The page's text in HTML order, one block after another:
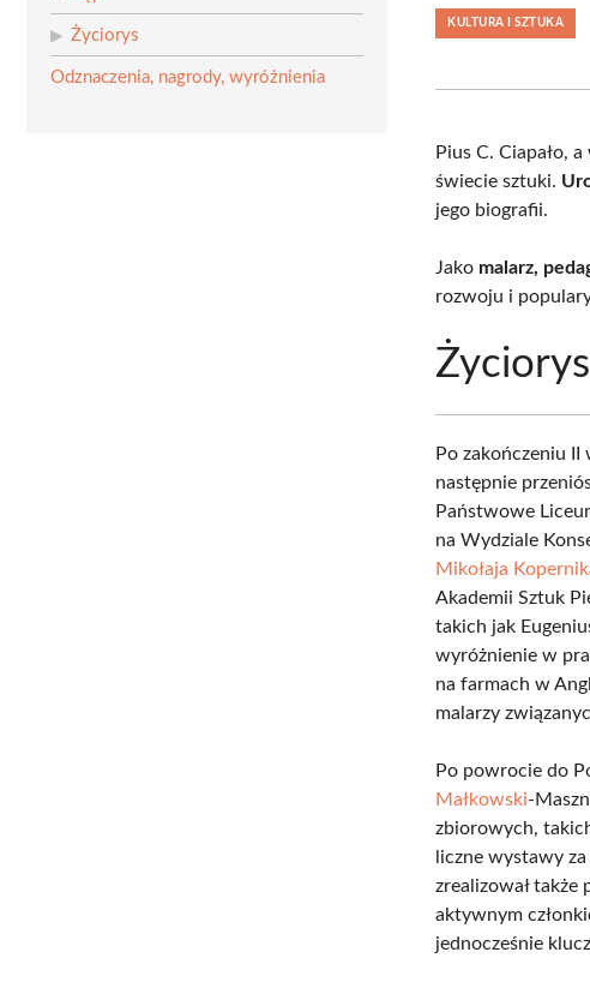
Życiorys
Odznaczenia, nagrody, wyróżnienia
KULTURA I SZTUKA
Pius C. Ciapało,
świecie sztuki.
jego biografii.
Jako malarz,
rozwoju i
Życiorys
Po zakończeniu II
następnie
Państwowe
na Wydziale
Mikołaja
Akademii Sztuk
takich jak
wyróżnienie w
na farmach w
malarzy
Po powrocie do
Małkowski-
zbiorowych,
liczne wystawy
zrealizował także
aktywnym
jednocześnie